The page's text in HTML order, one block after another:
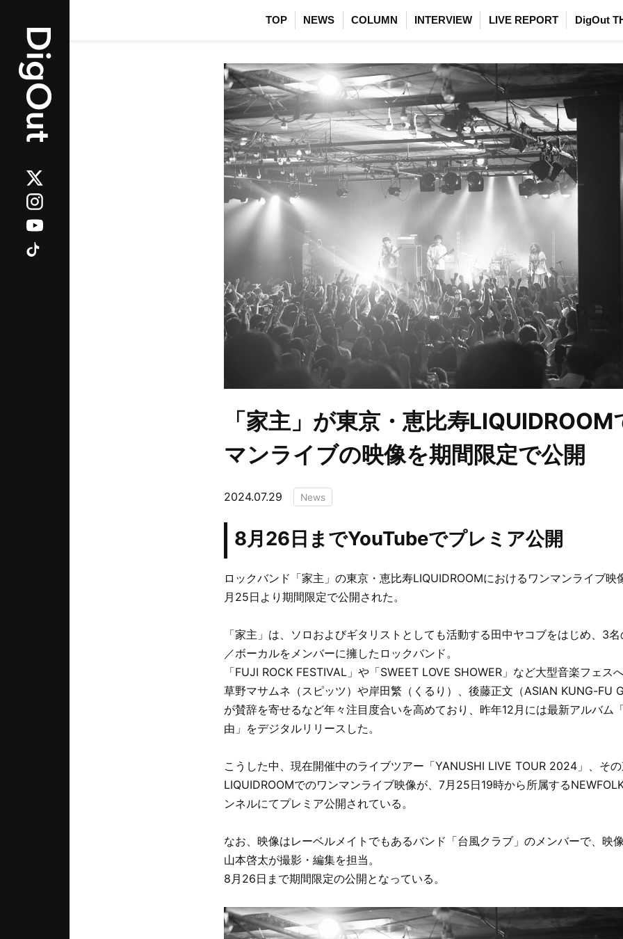
TOP NEWS COLUMN INTERVIEW LIVE REPORT DigOut
「家主」が東京・恵比寿
マンライブの映像を期間限定で公開
2024.07.29 News
8月26日までYouTubeでプレミア公開
ロックバンド「家主」の東京・恵比寿LIQUIDROOMにおけるワンマンライブ映
月25日より期間限定で公開された。
「家主」は、ソロおよびギタリストとしても活動する田中ヤコブをはじめ、3
／ボーカルをメンバーに擁したロックバンド。
「FUJI ROCK FESTIVAL」や「SWEET LOVE SHOWER」など大型音楽フェス
草野マサムネ（スピッツ）や岸田繁（くるり）、後藤正文（ASIAN KUNG-FU
が賛辞を寄せるなど年々注目度合いを高めており、昨年12月には最新アルバム
由」をデジタルリリースした。
こうした中、現在開催中のライブツアー「YANUSHI LIVE TOUR 2024」、そ
LIQUIDROOMでのワンマンライブ映像が、7月25日19時から所属する
ンネルにてプレミア公開されている。
なお、映像はレーベルメイトでもあるバンド「台風クラブ」のメンバーで、映
山本啓太が撮影・編集を担当。
8月26日まで期間限定の公開となっている。